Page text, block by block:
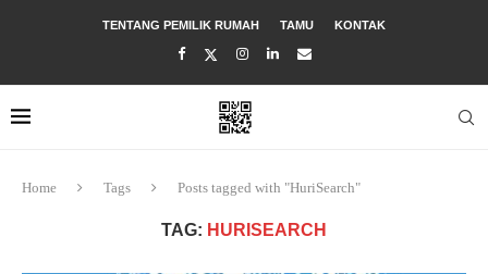
TENTANG PEMILIK RUMAH TAMU KONTAK
Home Tags Posts tagged with "HuriSearch"
TAG: HURISEARCH